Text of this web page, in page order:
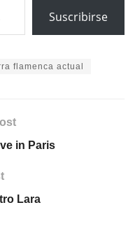
Suscribirse
flamenca actual
in Paris
Lara